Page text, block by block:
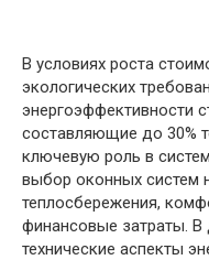
В условиях роста
экологических
энергоэффективности
составляющие до 30%
ключевую роль в
выбор оконных систем
теплосбережения,
финансовые затраты. В
технические аспекты